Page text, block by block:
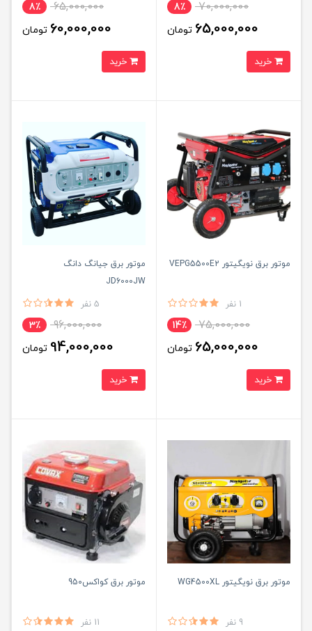
70,000,000 8٪
65,000,000 تومان
65,000,000 8٪
60,000,000 تومان
موتور برق نویگیتور VEPG5500E2
1 نفر
75,000,000 14٪
65,000,000 تومان
موتور برق جیانگ دانگ
JD6000JW
5 نفر
96,000,000 3٪
94,000,000 تومان
موتور برق نویگیتور WG4500XL
9 نفر
موتور برق کواکس950
11 نفر